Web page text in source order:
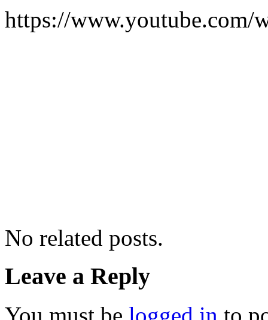
https://www.youtube.com/
No related posts.
Leave a Reply